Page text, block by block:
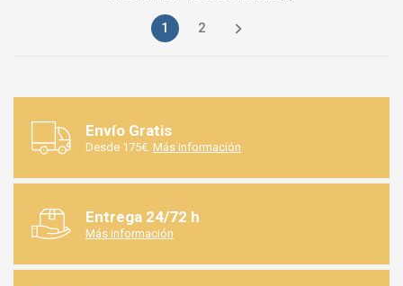
1 2 
Envío Gratis
Desde 175€. Más información
Entrega 24/72 h
Más información